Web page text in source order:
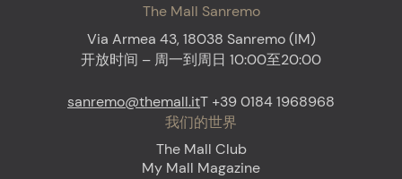
The Mall Sanremo
Via Armea 43, 18038 Sanremo (IM)
开放时间 – 周一到周日 10:00至20:00
sanremo@themall.itT +39 0184 1968968
我们的世界
The Mall Club
My Mall Magazine